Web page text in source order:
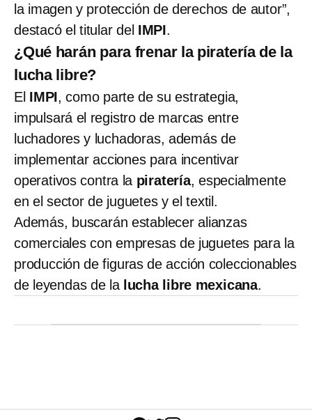
la imagen y protección de derechos de autor”,
destacó el titular del IMPI.
¿Qué harán para frenar la piratería de la
lucha libre?
El IMPI, como parte de su estrategia,
impulsará el registro de marcas entre
luchadores y luchadoras, además de
implementar acciones para incentivar
operativos contra la piratería, especialmente
en el sector de juguetes y el textil.
Además, buscarán establecer alianzas
comerciales con empresas de juguetes para la
producción de figuras de acción coleccionables
de leyendas de la lucha libre mexicana.